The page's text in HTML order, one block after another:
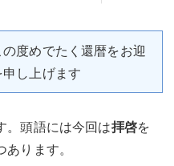
度めでたく還暦をお迎
し上げます
。頭語には今回は拝啓を
ります。